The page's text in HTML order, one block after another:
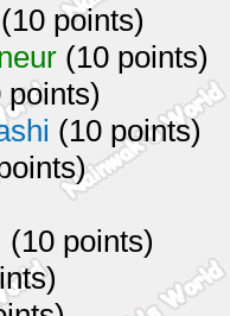
(10 points)
(10 points)
points)
(10 points)
(10 points)